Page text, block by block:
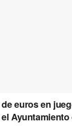
euros en